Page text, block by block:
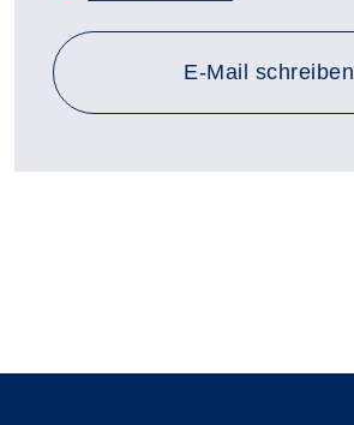
E-Mail schreiben